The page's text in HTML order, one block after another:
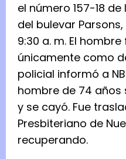
el número 157-18
del bulevar
9:30 a. m. El
únicamente como
policial informó a
hombre de 74
y se cayó. Fue
Presbiteriano de
recuperando.